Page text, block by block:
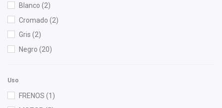
Speedymexx
Blanco (2)
Cromado (2)
Gris (2)
Negro (20)
Uso
FRENOS (1)